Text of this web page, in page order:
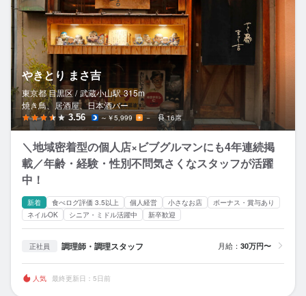
気になる求人
検索履歴・保存した条件
応募履歴
WEB履歴書
スカウト・メルマガ受信設定
ヘルプ・お問い合わせフォーム
掲載をご検討の店舗様へ
プライバシーポリシー
利用規約
やきとり まさ吉
東京都 目黒区 / 武蔵小山駅 315m
焼き鳥、居酒屋、日本酒バー
3.56 ～￥5,999 － 16席
＼地域密着型の個人店×ビブグルマンにも4年連続掲
載／年齢・経験・性別不問気さくなスタッフが活躍
中！
新着 食べログ評価 3.5以上 個人経営 小さなお店
ボーナス・賞与あり
ネイルOK
シニア・ミドル活躍中 新卒歓迎
正社員 調理師・調理スタッフ 月給： 30万円〜
人気 最終更新日：5日前